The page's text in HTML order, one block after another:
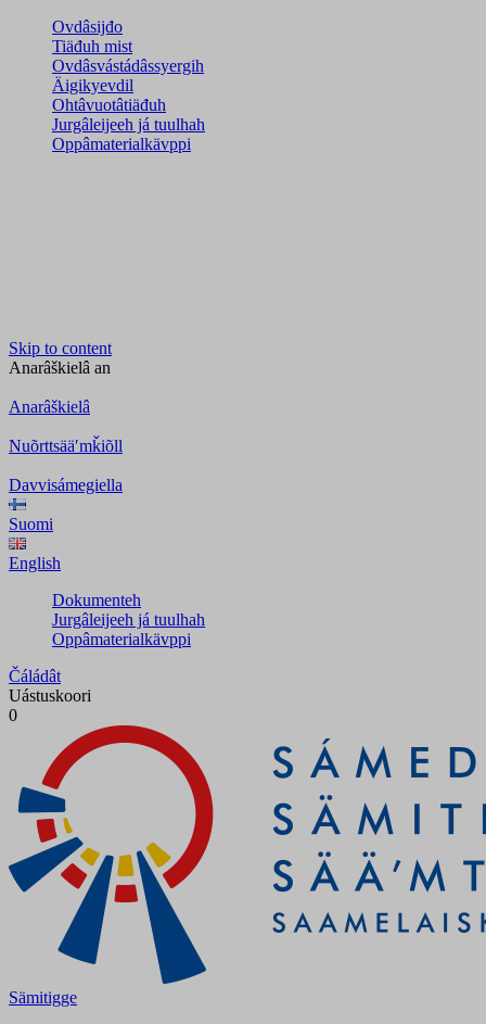
Ovdâsijđo
Tiäđuh mist
Ovdâsvástádâssyergih
Äigikyevdil
Ohtâvuotâtiäđuh
Jurgâleijeeh já tuulhah
Oppâmaterialkävppi
Skip to content
Anarâškielâ an
Anarâškielâ
Nuõrttsääʹmǩiõll
Davvisámegiella
Suomi
English
Dokumenteh
Jurgâleijeeh já tuulhah
Oppâmaterialkävppi
Čáládât
Uástuskoori
0
Sämitigge